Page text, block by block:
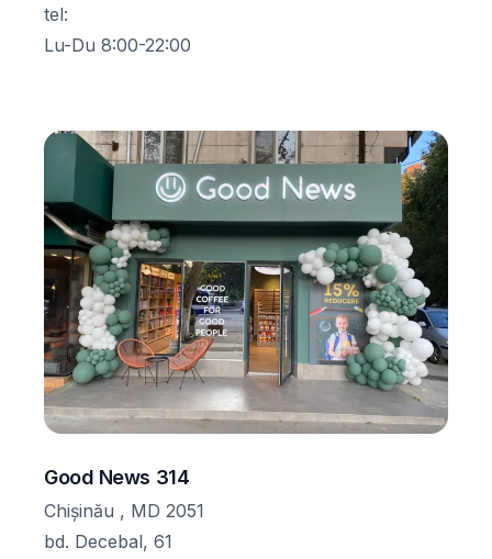
tel:
Lu-Du 8:00-22:00
Good News 314
Chișinău , MD 2051
bd. Decebal, 61